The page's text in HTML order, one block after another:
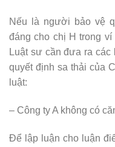
Nếu là người bảo vệ
đáng cho chị H trong
Luật sư cần đưa ra các
quyết định sa thải của
luật:
– Công ty A không có
Để lập luận cho luận